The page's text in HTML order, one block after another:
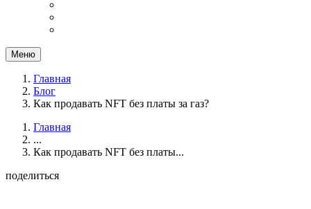
Меню
Главная
Блог
Как продавать NFT без платы за газ?
Главная
...
Как продавать NFT без платы...
поделиться